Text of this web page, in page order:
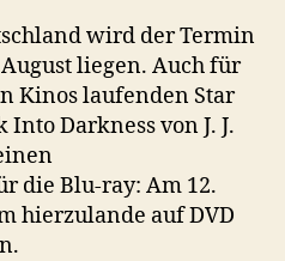
wird der Termin
liegen. Auch für
Kinos laufenden Star
Darkness von J. J.
die Blu-ray: Am 12.
hierzulande auf DVD